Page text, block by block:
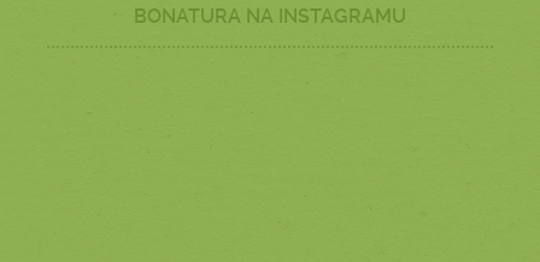
BONATURA NA INSTAGRAMU